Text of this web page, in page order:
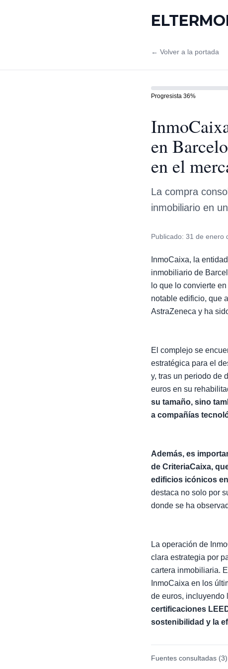
← Volver a la portada
Progresista 36%
en
en el
La compra
inmobiliario en
Publicado: 31 de enero
InmoCaixa, la
inmobiliario de
lo que lo convierte
notable edificio, que
AstraZeneca y ha
El complejo se
estratégica para el
y, tras un periodo de
euros en su
su tamaño, sino
a compañías
Además, es
de CriteriaCaixa,
edificios icónicos
destaca no solo por
donde se ha
La operación de
clara estrategia por
cartera inmobiliaria.
InmoCaixa en los
de euros, incluyendo
certificaciones
sostenibilidad y la
Fuentes consultadas (3